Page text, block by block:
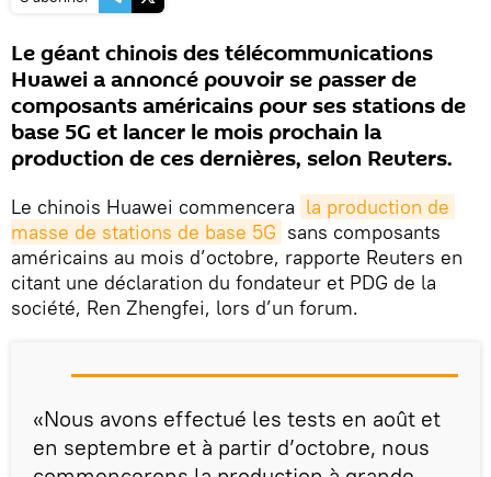
Le géant chinois des télécommunications
Huawei a annoncé pouvoir se passer de
composants américains pour ses stations de
base 5G et lancer le mois prochain la
production de ces dernières, selon Reuters.
Le chinois Huawei commencera la production de
masse de stations de base 5G sans composants
américains au mois d’octobre, rapporte Reuters en
citant une déclaration du fondateur et PDG de la
société, Ren Zhengfei, lors d’un forum.
«Nous avons effectué les tests en août et
en septembre et à partir d’octobre, nous